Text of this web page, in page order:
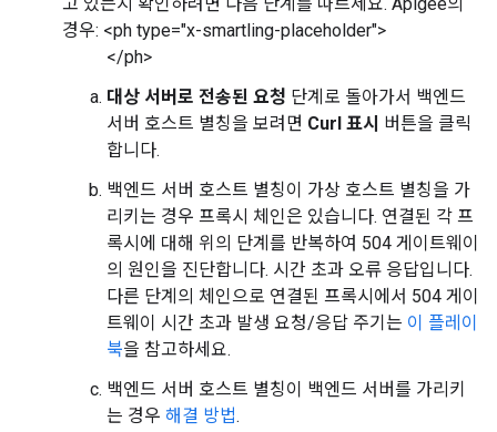
경우: <ph type="x-smartling-placeholder">
</ph>
대상 서버로 전송된 요청 단계로 돌아가서 백엔드
서버 호스트 별칭을 보려면 Curl 표시 버튼을 클릭
합니다.
백엔드 서버 호스트 별칭이 가상 호스트 별칭을 가
리키는 경우 프록시 체인은 있습니다. 연결된 각 프
록시에 대해 위의 단계를 반복하여 504 게이트웨이
의 원인을 진단합니다. 시간 초과 오류 응답입니다.
다른 단계의 체인으로 연결된 프록시에서 504 게이
트웨이 시간 초과 발생 요청/응답 주기는 이 플레이
북을 참고하세요.
백엔드 서버 호스트 별칭이 백엔드 서버를 가리키
는 경우 해결 방법.